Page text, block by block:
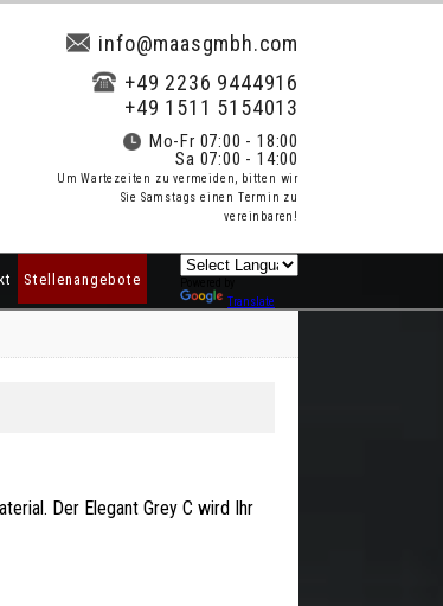
info@maasgmbh.com
+49 2236 9444916
+49 1511 5154013
Mo-Fr 07:00 - 18:00
Sa 07:00 - 14:00
Um Wartezeiten zu vermeiden, bitten wir
Sie Samstags einen Termin zu
vereinbaren!
Stellenangebote
Translate
Der Elegant Grey C wird Ihr